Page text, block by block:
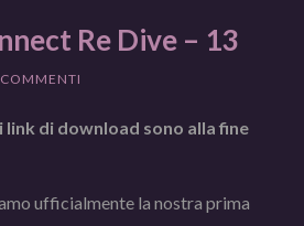
Re Dive – 13
link di download sono alla fine
ufficialmente la nostra prima